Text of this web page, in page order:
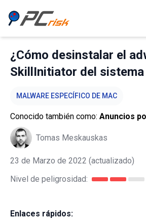
¿Cómo desinstalar el
SkillInitiator del
MALWARE ESPECÍFICO DE MAC
Conocido también como: Anuncios
Tomas Meskauskas
23 de Marzo de 2022 (actualizado)
Nivel de peligrosidad:
Enlaces rápidos: